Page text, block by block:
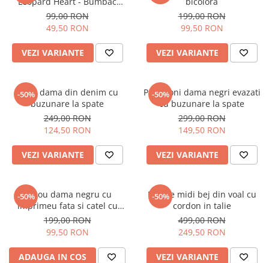
Organic
99,00 RON
49,50 RON
VEZI VARIANTE
199,00 RON
99,50 RON
VEZI VARIANTE
-50%
Blugi dama din denim cu
buzunare la spate
249,00 RON
124,50 RON
VEZI VARIANTE
-50%
Pantaloni dama negri evazati
cu buzunare la spate
299,00 RON
149,50 RON
VEZI VARIANTE
-50%
Tricou dama negru cu
imprimeu fata si catel cu
ochelari
199,00 RON
99,50 RON
ADAUGA IN COS
-50%
Rochie midi bej din voal cu
cordon in talie
499,00 RON
249,50 RON
VEZI VARIANTE